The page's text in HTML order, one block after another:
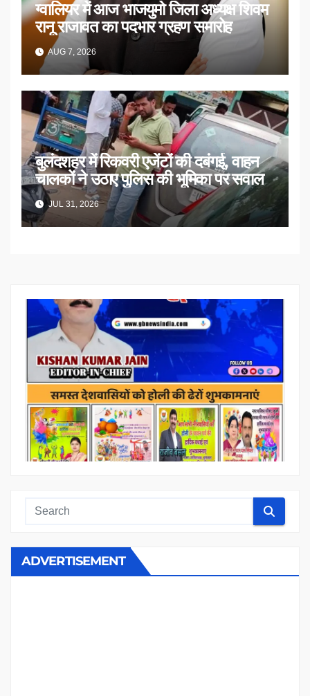
ग्वालियर में आज भाजयुमो जिला अध्यक्ष शिवम
रानू राजावत का पदभार ग्रहण समारोह
AUG 7, 2026
बुलंदशहर में रिकवरी एजेंटों की दबंगई, वाहन
चालकों ने उठाए पुलिस की भूमिका पर सवाल
JUL 31, 2026
ADVERTISEMENT